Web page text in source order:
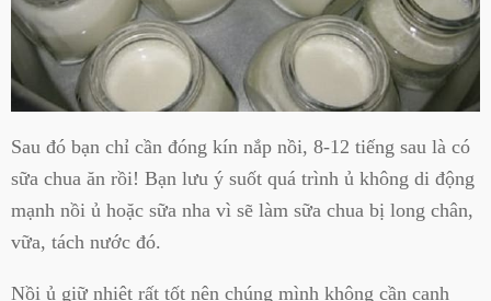
Sau đó bạn chỉ cần đóng kín nắp nồi, 8-12 tiếng sau là có
sữa chua ăn rồi! Bạn lưu ý suốt quá trình ủ không di động
mạnh nồi ủ hoặc sữa nha vì sẽ làm sữa chua bị long chân,
vữa, tách nước đó.
Nồi ủ giữ nhiệt rất tốt nên chúng mình không cần canh